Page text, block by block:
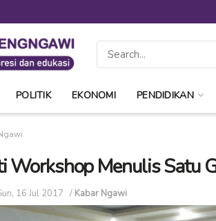
POLITIK EKONOMI PENDIDIKAN
Workshop Menulis Satu
16 Jul 2017 / Kabar Ngawi